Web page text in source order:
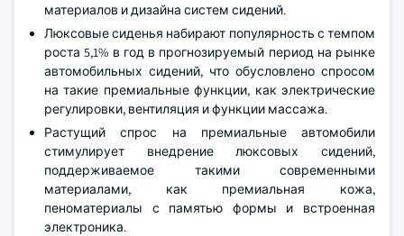
материалов и дизайна систем сидений.
Люксовые сиденья набирают популярность с темпом
роста 5,1% в год в прогнозируемый период на рынке
автомобильных сидений, что обусловлено спросом
на такие премиальные функции, как электрические
регулировки, вентиляция и функции массажа.
Растущий спрос на премиальные автомобили
стимулирует внедрение люксовых сидений,
поддерживаемое такими современными
материалами, как премиальная кожа,
пеноматериалы с памятью формы и встроенная
электроника.